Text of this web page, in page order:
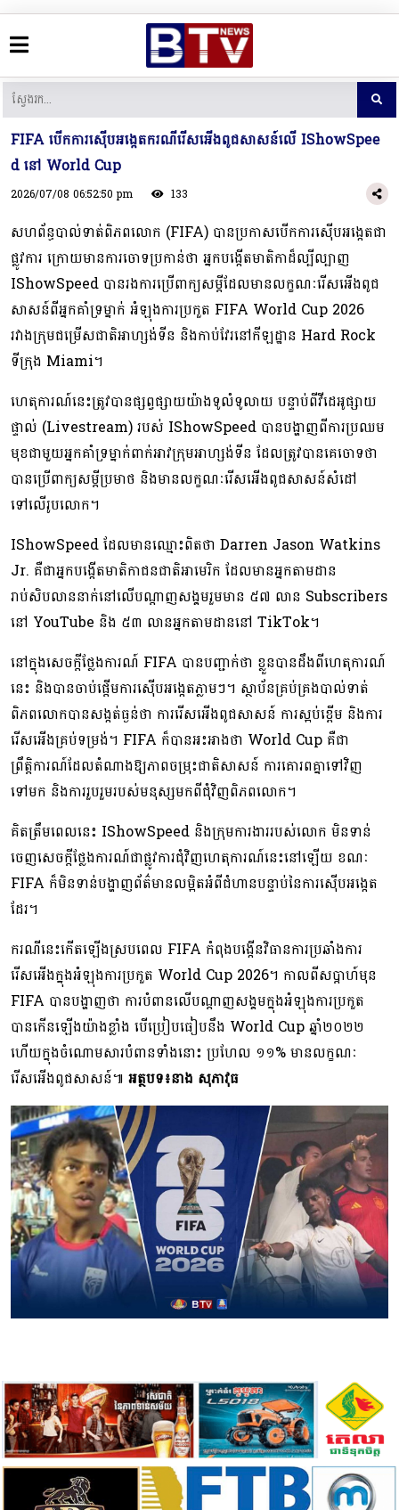
FIFA បើកការស៊ើបអង្កេតករណីរើសអើងពូជសាសន៍លើ IShowSpee
d នៅ World Cup
2026/07/08 06:52:50 pm 133
សហព័ន្ធបាល់ទាត់ពិភពលោក (FIFA) បានប្រកាសបើកការស៊ើបអង្កេតជា
ផ្លូវការ ក្រោយមានការចោទប្រកាន់ថា អ្នកបង្កើតមាតិកាដ៏ល្បីល្បាញ
IShowSpeed បានរងការប្រើពាក្យសម្តីដែលមានលក្ខណៈរើសអើងពូជ
សាសន៍ពីអ្នកគាំទ្រម្នាក់ អំឡុងការប្រកួត FIFA World Cup 2026
រវាងក្រុមជម្រើសជាតិអាហ្សង់ទីន និងកាប់វែរនៅកីឡដ្ឋាន Hard Rock
ទីក្រុង Miami។
ហេតុការណ៍នេះត្រូវបានផ្សព្វផ្សាយយ៉ាងទូលំទូលាយ បន្ទាប់ពីវីដេអូផ្សាយ
ផ្ទាល់ (Livestream) របស់ IShowSpeed បានបង្ហាញពីការប្រឈម
មុខជាមួយអ្នកគាំទ្រម្នាក់ពាក់អាវក្រុមអាហ្សង់ទីន ដែលត្រូវបានគេចោទថា
បានប្រើពាក្យសម្តីប្រមាថ និងមានលក្ខណៈរើសអើងពូជសាសន៍សំដៅ
ទៅលើរូបលោក។
IShowSpeed ដែលមានឈ្មោះពិតថា Darren Jason Watkins
Jr. គឺជាអ្នកបង្កើតមាតិកាជនជាតិអាមេរិក ដែលមានអ្នកតាមដាន
រាប់សិបលាននាក់នៅលើបណ្ដាញសង្គមរួមមាន ៥៧ លាន Subscribers
នៅ YouTube និង ៥៣ លានអ្នកតាមដាននៅ TikTok។
នៅក្នុងសេចក្តីថ្លែងការណ៍ FIFA បានបញ្ជាក់ថា ខ្លួនបានដឹងពីហេតុការណ៍
នេះ និងបានចាប់ផ្តើមការស៊ើបអង្កេតភ្លាមៗ។ ស្ថាប័នគ្រប់គ្រងបាល់ទាត់
ពិភពលោកបានសង្កត់ធ្ងន់ថា ការរើសអើងពូជសាសន៍ ការស្អប់ខ្ពើម និងការ
រើសអើងគ្រប់ទម្រង់។ FIFA ក៏បានអះអាងថា World Cup គឺជា
ព្រឹត្តិការណ៍ដែលតំណាងឱ្យភាពចម្រុះជាតិសាសន៍ ការគោរពគ្នាទៅវិញ
ទៅមក និងការរួបរួមរបស់មនុស្សមកពីជុំវិញពិភពលោក។
គិតត្រឹមពេលនេះ IShowSpeed និងក្រុមការងាររបស់លោក មិនទាន់
ចេញសេចក្តីថ្លែងការណ៍ជាផ្លូវការជុំវិញហេតុការណ៍នេះនៅឡើយ ខណៈ
FIFA ក៏មិនទាន់បង្ហាញព័ត៌មានលម្អិតអំពីជំហានបន្ទាប់នៃការស៊ើបអង្កេត
ដែរ។
ករណីនេះកើតឡើងស្របពេល FIFA កំពុងបង្កើនវិធានការប្រឆាំងការ
រើសអើងក្នុងអំឡុងការប្រកួត World Cup 2026។ កាលពីសប្តាហ៍មុន
FIFA បានបង្ហាញថា ការបំពានលើបណ្ដាញសង្គមក្នុងអំឡុងការប្រកួត
បានកើនឡើងយ៉ាងខ្លាំង បើប្រៀបធៀបនឹង World Cup ឆ្នាំ២០២២
ហើយក្នុងចំណោមសារបំពានទាំងនោះ ប្រហែល ១១% មានលក្ខណៈ
រើសអើងពូជសាសន៍៕ អត្ថបទ៖នាង សុភាវុធ